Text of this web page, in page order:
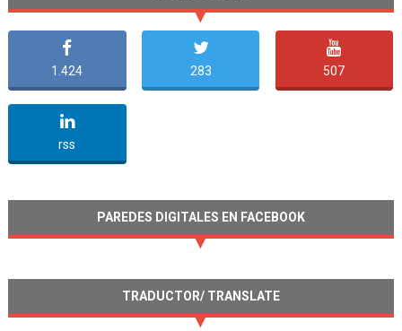
1.424 283 507
rss
PAREDES DIGITALES EN FACEBOOK
TRADUCTOR/ TRANSLATE